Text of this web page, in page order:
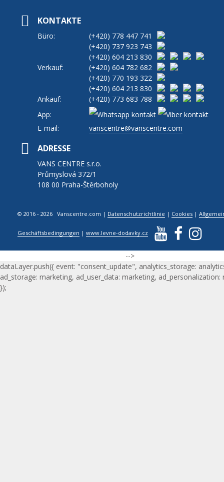
KONTAKTE
Büro: (+420) 778 447 741
(+420) 737 923 743
(+420) 604 213 830
Verkauf:
(+420) 604 782 682
(+420) 770 193 322
(+420) 604 213 830
Ankauf:
(+420) 773 683 788
App:
E-mail:
vanscentre@vanscentre.com
ADRESSE
VANS CENTRE s.r.o.
Průmyslová 372/1
108 00 Praha-Štěrboholy
© 2016 - 2026 Vanscentre.com | Datenschutzrichtlinie | Cookies |
Geschäftsbedingungen |www.levne-dodavky.cz
-->
dataLayer.push({ event: "consent_update", analytics_storage:
ad_storage: marketing, ad_user_data: marketing, ad_personalization:
});